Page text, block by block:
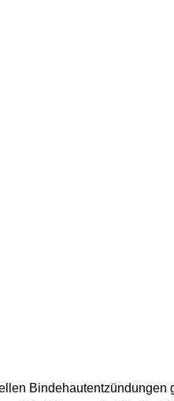
Bindehautentzündungen